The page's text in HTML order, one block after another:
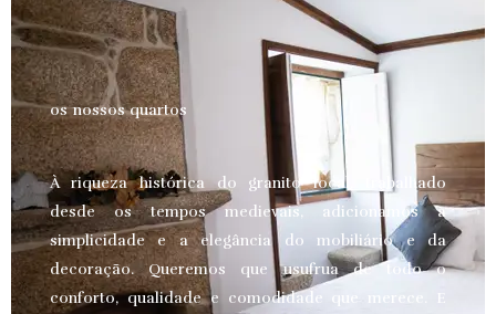
os nossos quartos
À riqueza histórica do granito local, trabalhado
desde os tempos medievais, adicionamos a
simplicidade e a elegância do mobiliário e da
decoração. Queremos que usufrua de todo o
conforto, qualidade e comodidade que merece.
E